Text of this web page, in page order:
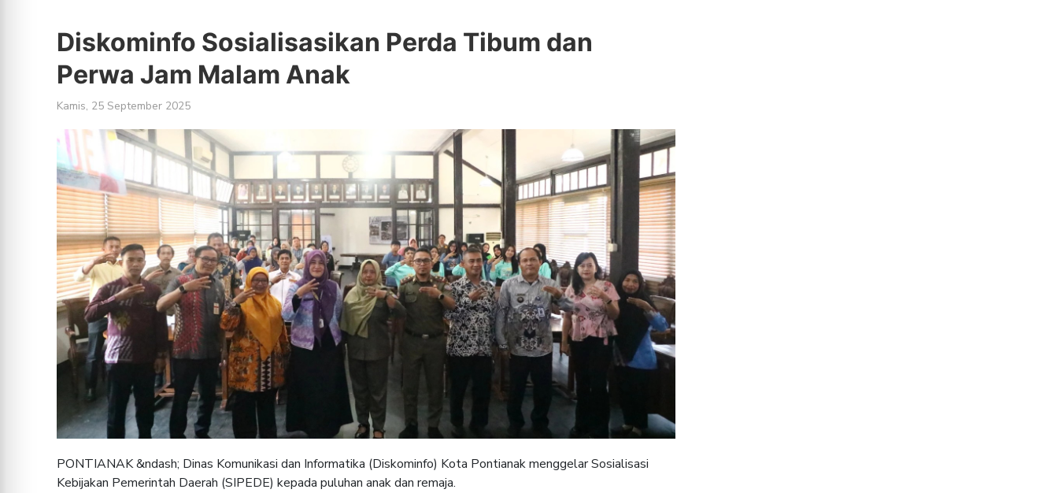
Diskominfo Sosialisasikan Perda Tibum dan
Perwa Jam Malam Anak
Kamis, 25 September 2025
PONTIANAK &ndash; Dinas Komunikasi dan Informatika (Diskominfo) Kota Pontianak menggelar Sosialisasi
Kebijakan Pemerintah Daerah (SIPEDE) kepada puluhan anak dan remaja.